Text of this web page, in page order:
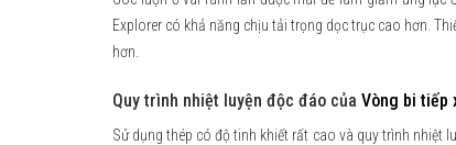
Explorer có khả năng chịu tải trọng dọc trục cao hơn.
hơn.
Quy trình nhiệt luyện độc đáo của Vòng bi tiếp
Sử dụng thép có độ tinh khiết rất cao và quy trình nhiệt